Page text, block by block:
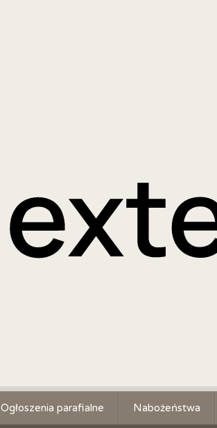
Ogłoszenia parafialne Nabożeństwa